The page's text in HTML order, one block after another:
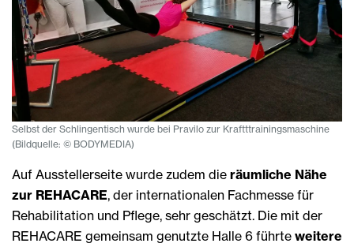
Selbst der Schlingentisch wurde bei Pravilo zur Kraftttrainingsmaschine
(Bildquelle: © BODYMEDIA)
Auf Ausstellerseite wurde zudem die räumliche Nähe
zur REHACARE, der internationalen Fachmesse für
Rehabilitation und Pflege, sehr geschätzt. Die mit der
REHACARE gemeinsam genutzte Halle 6 führte weitere